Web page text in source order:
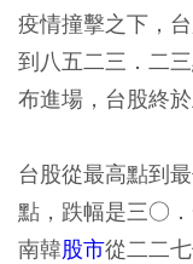
疫情撞擊之下，
到八五二三．二
布進場，台股終於
台股從最高點到
點，跌幅是三○
南韓股市從二二